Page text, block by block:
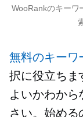
WooRankのキーワ
無料のキーワ
択に役立ち
よいかわか
さい。始める